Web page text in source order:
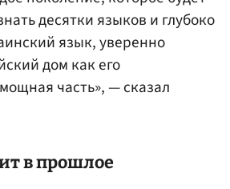
десятки языков и глубоко
язык, уверенно
дом как его
часть», — сказал
в прошлое